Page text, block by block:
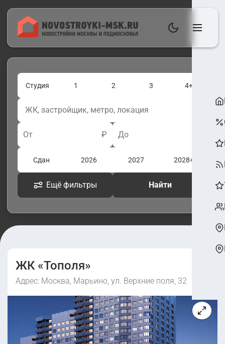
Студия 1 2 3 4+
От ₽ До
Сдан 2026 2027 2028+
Ещё фильтры Найти
ЖК «Тополя»
Адрес: Москва, Марьино, ул. Верхние поля, 32